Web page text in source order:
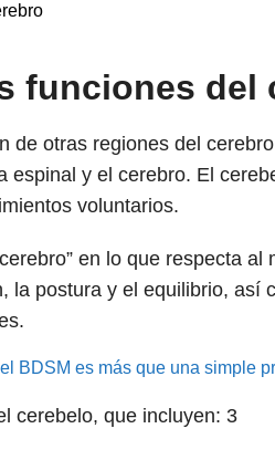
funciones del
de otras regiones del
espinal y el cerebro. El
voluntarios.
en lo que respecta al
la postura y el equilibrio, así
BDSM es más que una simple
cerebelo, que incluyen: 3